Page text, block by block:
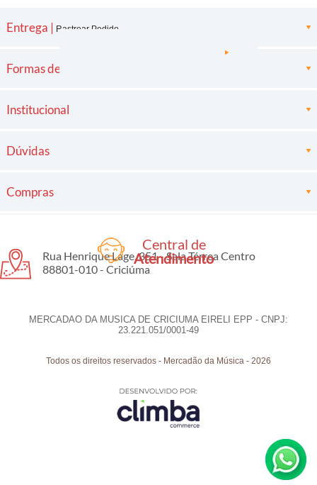
Entrega | Rastrear Pedido
Formas de pagamento
Institucional
Dúvidas
Compras
Central de
Atendimento
Rua Henrique Lage, 351 - Sala Térrea Centro
88801-010 - Criciúma
MERCADAO DA MUSICA DE CRICIUMA EIRELI EPP - CNPJ:
23.221.051/0001-49
Todos os direitos reservados -Mercadão da Música -2026